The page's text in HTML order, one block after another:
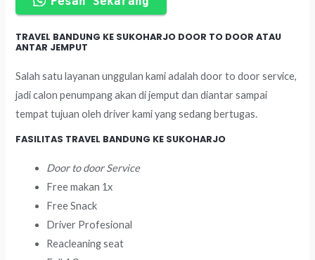
TRAVEL BANDUNG KE SUKOHARJO DOOR TO DOOR ATAU
ANTAR JEMPUT
Salah satu layanan unggulan kami adalah door to door service,
jadi calon penumpang akan di jemput dan diantar sampai
tempat tujuan oleh driver kami yang sedang bertugas.
FASILITAS TRAVEL BANDUNG KE SUKOHARJO
Door to door Service
Free makan 1x
Free Snack
Driver Profesional
Reacleaning seat